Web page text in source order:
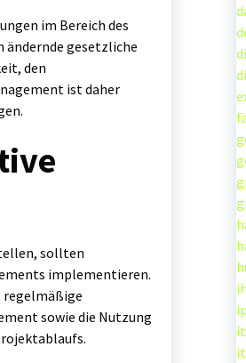
im Bereich des
gesetzliche
den
ist daher
sollten
implementieren.
regelmäßige
sowie die Nutzung
it